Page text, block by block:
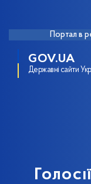
Портал в
GOV.UA
Державні сайти